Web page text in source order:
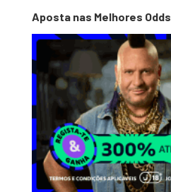
Aposta nas Melhores Odds